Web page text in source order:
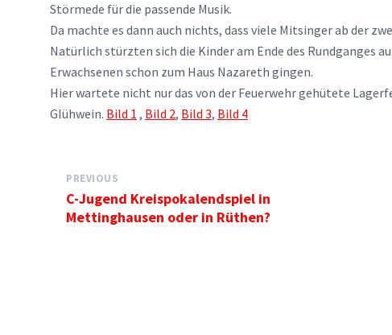
Störmede für die passende Musik.
Da machte es dann auch nichts, dass viele Mitsinger ab der
Natürlich stürzten sich die Kinder am Ende des Rundganges
Erwachsenen schon zum Haus Nazareth gingen.
Hier wartete nicht nur das von der Feuerwehr gehütete
Glühwein. Bild 1 , Bild 2, Bild 3, Bild 4
PREVIOUS
C-Jugend Kreispokalendspiel in
Mettinghausen oder in Rüthen?